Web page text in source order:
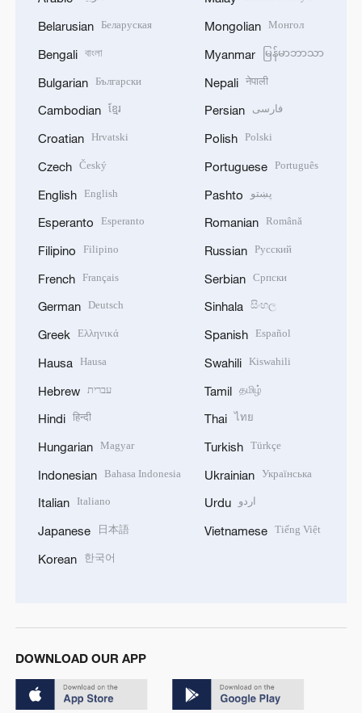
Belarusian Беларуская
Bengali বাংলা
Bulgarian Български
Cambodian ខ្មែរ
Croatian Hrvatski
Czech Český
English English
Esperanto Esperanto
Filipino Filipino
French Français
German Deutsch
Greek Ελληνικά
Hausa Hausa
Hebrew עברית
Hindi हिन्दी
Hungarian Magyar
Indonesian Bahasa Indonesia
Italian Italiano
Japanese 日本語
Korean 한국어
Mongolian Монгол
Myanmar မြန်မာဘာသာ
Nepali नेपाली
Persian فارسی
Polish Polski
Portuguese Português
Pashto پښتو
Romanian Română
Russian Русский
Serbian Српски
Sinhala සිංහල
Spanish Español
Swahili Kiswahili
Tamil தமிழ்
Thai ไทย
Turkish Türkçe
Ukrainian Українська
Urdu اردو
Vietnamese Tiếng Việt
DOWNLOAD OUR APP